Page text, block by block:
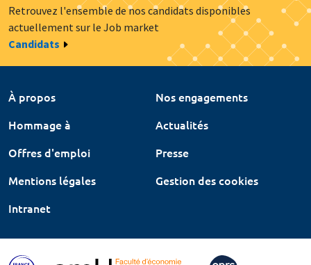
Retrouvez l'ensemble de nos candidats disponibles
actuellement sur le Job market
Candidats
À propos
Nos engagements
Hommage à
Actualités
Offres d'emploi
Presse
Mentions légales
Gestion des cookies
Intranet